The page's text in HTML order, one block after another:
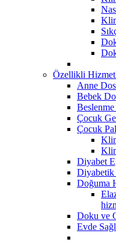
Özellikli
Anne
Bebek
Çocuk
Çocuk
Diyabet
Diyabetik
Doğuma
Doku ve
Evde